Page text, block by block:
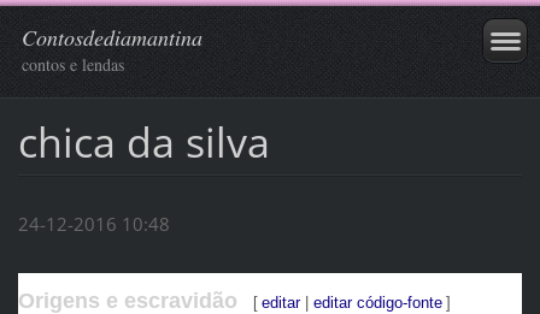
Contosdediamantina
contos e lendas
chica da silva
24-12-2016 10:48
Origens e escravidão [ editar|editar código-fonte ]